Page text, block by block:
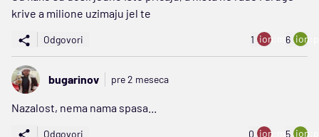
krive a milione uzimaju jel te
Odgovori 1 ion:minus
6
bugarinov pre 2 meseca
Nazalost, nema nama spasa...
Odgovori 0 ion:minus
5